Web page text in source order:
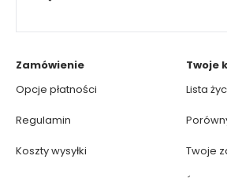
Zamówienie
Opcje płatności
Regulamin
Koszty wysyłki
Twoje
Lista
Twoje